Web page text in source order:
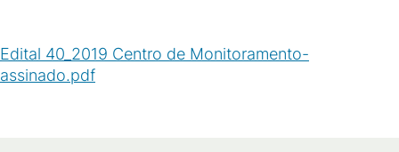
Edital 40_2019 Centro de Monitoramento-
assinado.pdf